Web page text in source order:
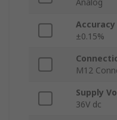
Analog
Accuracy
±0.15%
M12
Supply
36V dc